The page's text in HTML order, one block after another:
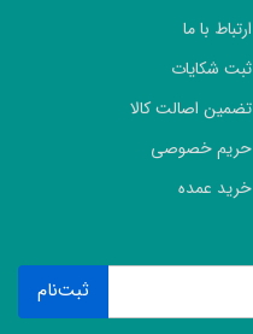
ارتباط با ما
ثبت شکایات
تضمین اصالت کالا
حریم خصوصی
خرید عمده
ثبت‌نام